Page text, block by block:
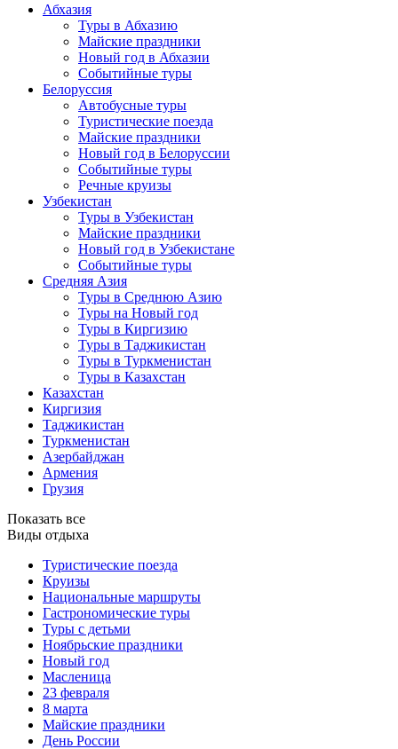
Абхазия
Туры в Абхазию
Майские праздники
Новый год в Абхазии
Событийные туры
Белоруссия
Автобусные туры
Туристические поезда
Майские праздники
Новый год в Белоруссии
Событийные туры
Речные круизы
Узбекистан
Туры в Узбекистан
Майские праздники
Новый год в Узбекистане
Событийные туры
Средняя Азия
Туры в Среднюю Азию
Туры на Новый год
Туры в Киргизию
Туры в Таджикистан
Туры в Туркменистан
Туры в Казахстан
Казахстан
Киргизия
Таджикистан
Туркменистан
Азербайджан
Армения
Грузия
Показать все
Виды отдыха
Туристические поезда
Круизы
Национальные маршруты
Гастрономические туры
Туры с детьми
Ноябрьские праздники
Новый год
Масленица
23 февраля
8 марта
Майские праздники
День России